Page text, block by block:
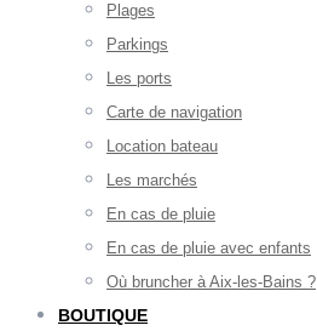
Plages
Parkings
Les ports
Carte de navigation
Location bateau
Les marchés
En cas de pluie
En cas de pluie avec enfants
Où bruncher à Aix-les-Bains ?
BOUTIQUE